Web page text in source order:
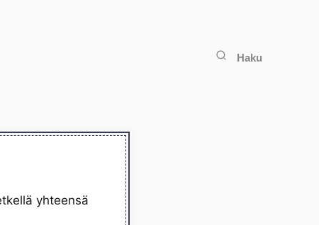
Haku
yhteensä